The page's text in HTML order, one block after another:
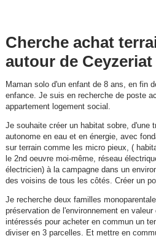
Cherche achat
autour de Ceyzeriat
Maman solo d'un enfant de 8 ans, en fin
enfance. Je suis en recherche de poste
appartement logement social.
Je souhaite créer un habitat sobre, d'une
autonome en eau et en énergie, avec
sur terrain comme les micro pieux, (
le 2nd oeuvre moi-même, réseau
électricien) à la campagne dans un
des voisins de tous les côtés. Créer un
Je recherche deux familles
préservation de l'environnement en
intéressés pour acheter en commun un
diviser en 3 parcelles. Et mettre en